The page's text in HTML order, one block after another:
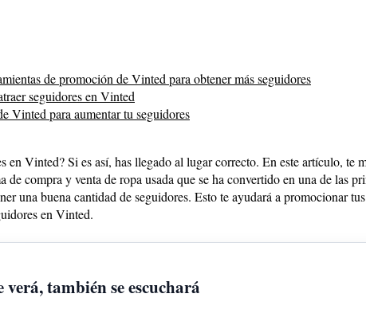
de promoción de Vinted para obtener más seguidores
seguidores en Vinted
Vinted para aumentar tu seguidores
en Vinted? Si es así, has llegado al lugar correcto. En este artículo, te
compra y venta de ropa usada que se ha convertido en una de las
una buena cantidad de seguidores. Esto te ayudará a promocionar
en Vinted.
verá, también se escuchará